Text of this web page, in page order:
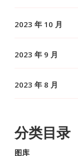
2023 年 10 月
2023 年 9 月
2023 年 8 月
分类目录
图库